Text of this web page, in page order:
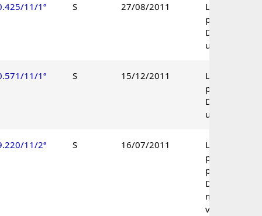
11/1ª S 27/08/2011
Lançamento
procedente.
Decisão
unânime.
11/1ª S 15/12/2011
Lançamento
procedente.
Decisão
unânime.
11/2ª S 16/07/2011
Lançamento
parcialmente
procedente.
Decisão por
maioria de
votos.